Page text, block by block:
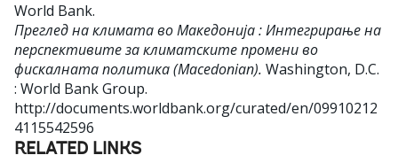
World Bank.
Преглед на климата во Македонија : Интегрирање на
перспективите за климатските промени во
фискалната политика (Macedonian). Washington, D.C.
: World Bank Group.
http://documents.worldbank.org/curated/en/09910212
4115542596
RELATED LINKS